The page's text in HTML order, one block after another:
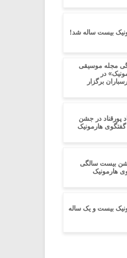
بیست ساله شد!
سالگی مجله موسیقی
در
برگزار
پورقناد در جشن
هارمونیک
بیست سالگی
هارمونیک
بیست و یک ساله